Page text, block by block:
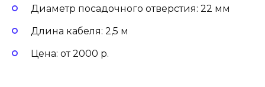
Диаметр посадочного отверстия: 22 мм
Длина кабеля: 2,5 м
Цена: от 2000 р.